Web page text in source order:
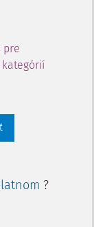
pre
?